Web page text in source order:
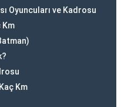
Oyuncuları ve Kadrosu
Km
Km